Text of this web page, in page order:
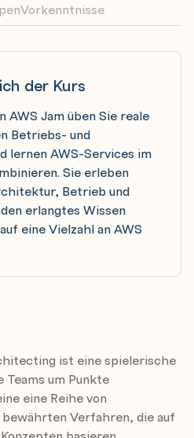
der Kurs
AWS Jam üben Sie reale
Betriebs- und
lernen AWS-Services im
Sie erleben
Betrieb und
erlangtes Wissen
eine Vielzahl an AWS
ist eine spielerische
um Punkte
eine Reihe von
Verfahren, die auf
Vorkenntnisse